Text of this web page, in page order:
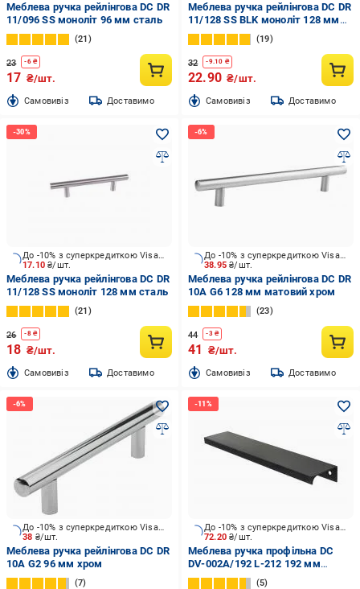
Меблева ручка рейлінгова DC DR
11/096 SS моноліт 96 мм сталь
21
23 -6₴
17 ₴/шт.
Cамовивіз Доставимо
Меблева ручка рейлінгова DC DR
11/128 SS BLK моноліт 128 мм
чорний
19
32 -9.10 ₴
22.90 ₴/шт.
Cамовивіз Доставимо
17.10₴/шт.
До -10% з суперкредиткою Visa Вигода
Меблева ручка рейлінгова DC DR
11/128 SS моноліт 128 мм сталь
21
26 -8₴
18 ₴/шт.
Cамовивіз Доставимо
38.95₴/шт.
До -10% з суперкредиткою Visa Вигода
Меблева ручка рейлінгова DC DR
10A G6 128 мм матовий хром
23
44 -3₴
41 ₴/шт.
Cамовивіз Доставимо
38 ₴/шт.
До -10% з суперкредиткою Visa Вигода
Меблева ручка рейлінгова DC DR
10A G2 96 мм хром
7
72.20₴/шт.
До -10% з суперкредиткою Visa Вигода
Меблева ручка профільна DC
DV-002A/192 L-212 192 мм
матовий чорний
5